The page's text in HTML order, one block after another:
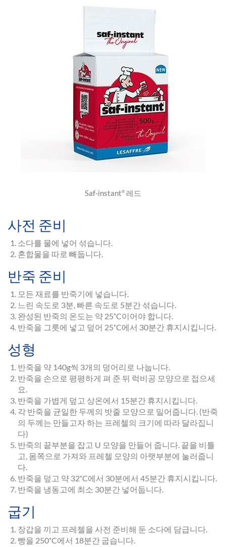
Saf-instant® 레드
사전 준비
소다를 물에 넣어 섞습니다.
혼합물을 따로 빼둡니다.
반죽 준비
모든 재료를 반죽기에 넣습니다.
느린 속도로 3분, 빠른 속도로 5분간 섞습니다.
완성된 반죽의 온도는 약 25˚C이어야 합니다.
반죽을 그릇에 넣고 덮어 25˚C에서 30분간 휴지시킵니다.
성형
반죽을 약 140g씩 3개의 덩어리로 나눕니다.
반죽을 손으로 평평하게 펴 준 뒤 럭비공 모양으로 접으세
요.
반죽을 가볍게 덮고 상온에서 15분간 휴지시킵니다.
각 반죽을 균일한 두께의 밧줄 모양으로 밀어줍니다. (반죽
의 두께는 만들고자 하는 프레첼의 크기에 따라 달라집니
다)
반죽의 끝부분을 잡고 U 모양을 만들어 줍니다. 끝을 비틀
고, 몸쪽으로 가져와 프레첼 모양의 아랫부분에 눌러줍니
다.
반죽을 덮고 약 32˚C에서 30분에서 45분간 휴지시킵니다.
반죽을 냉동고에 최소 30분간 넣어둡니다.
굽기
장갑을 끼고 프레첼을 사전 준비해 둔 소다에 담급니다.
빵을 250˚C에서 18분간 굽습니다.